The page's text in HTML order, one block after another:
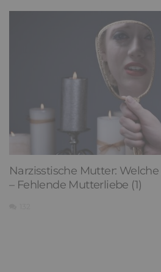
Narzisstische Mutter:
– Fehlende Mutterliebe (1)